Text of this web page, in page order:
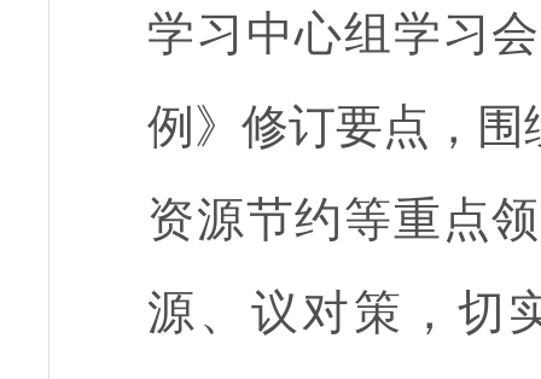
学习中心组学习
例》修订要点，
资源节约等重点
源、议对策，切